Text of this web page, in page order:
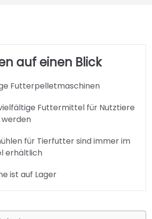
auf einen Blick
Futterpelletmaschinen
Futtermittel für Nutztiere
für Tierfutter sind immer im
erhältlich
ist auf Lager